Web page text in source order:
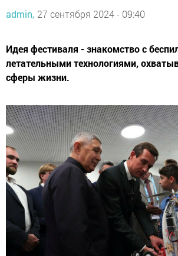
admin, 27 сентября 2024 - 09:40
Идея фестиваля - знакомство с
летательными технологиями,
сферы жизни.